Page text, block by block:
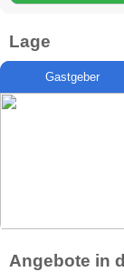
Lage
Gastgeber
Angebote in